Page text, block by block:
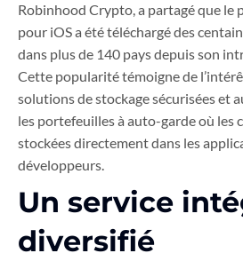
Robinhood Crypto, a partagé que
pour iOS a été téléchargé des
dans plus de 140 pays depuis son
Cette popularité témoigne de
solutions de stockage sécurisées et
les portefeuilles à auto-garde où les
stockées directement dans les
développeurs.
Un service
diversifié